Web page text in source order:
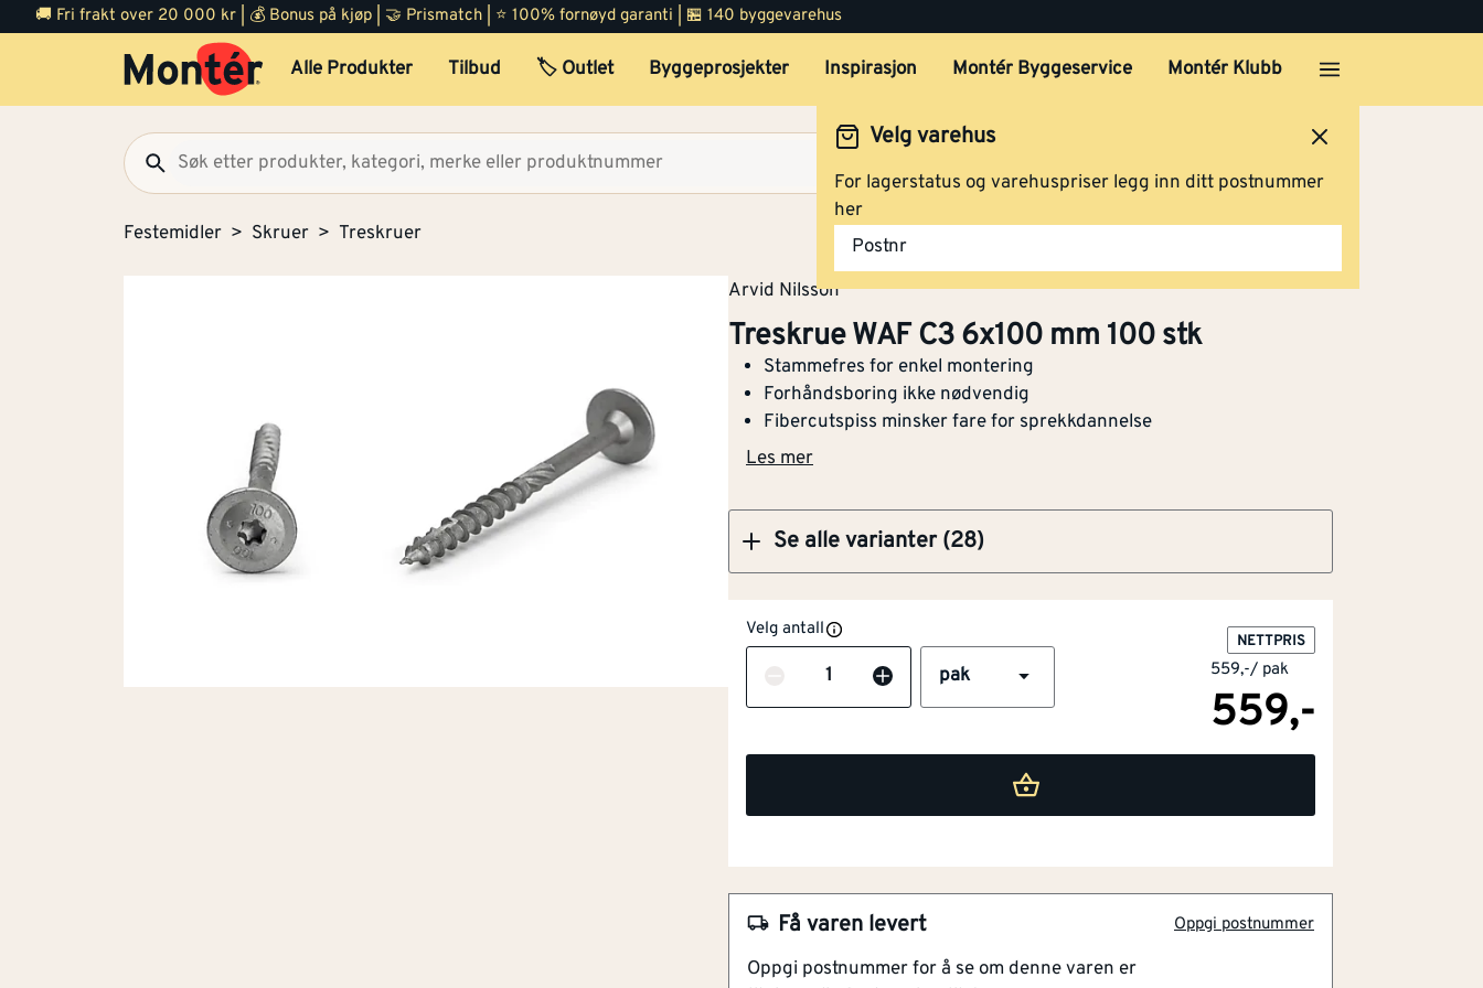
🚚 Fri frakt over 20 000 kr | 💰 Bonus på kjøp | 🤝 Prismatch | ⭐ 100% fornøyd garanti | 🏪 140 byggevarehus
Alle Produkter Tilbud 🏷️ Outlet Byggeprosjekter Inspirasjon Montér Byggeservice Montér Klubb
Velg varehus
For lagerstatus og varehuspriser legg inn ditt postnummer
her
Postnr
Festemidler Skruer Treskruer
Arvid Nilsson
Treskrue WAF C3 6x100 mm 100 stk
Stammefres for enkel montering
Forhåndsboring ikke nødvendig
Fibercutspiss minsker fare for sprekkdannelse
Les mer
Se alle varianter (28)
Treskrue WAF C3 8x240 mm
25 stk
Treskrue WAF C3 10x240 mm
Klikk og hent
Treskrue WAF C3 10x280 mm
25 stk
Velg antall
Antall pak
NETTPRIS
559,-/ pak
559,-
Få varen levert Oppgi postnummer
Oppgi postnummer for å se om denne varen er
For innendørs og utendørs bruk
With shank ribs Ja
Herdet
Sportype
Hodeform Flathode